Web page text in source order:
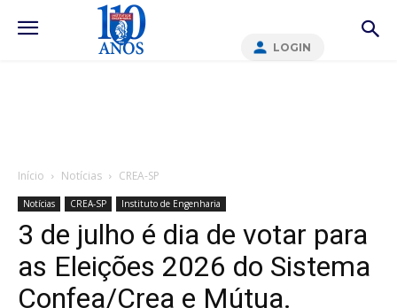
LOGIN
Início Notícias CREA-SP
Notícias CREA-SP Instituto de Engenharia
3 de julho é dia de votar para
as Eleições 2026 do Sistema
Confea/Crea e Mútua.